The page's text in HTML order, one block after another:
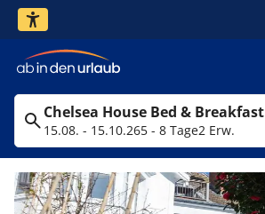
Chelsea House Bed & Breakfast
15.08. - 15.10.265 - 8 Tage2 Erw.